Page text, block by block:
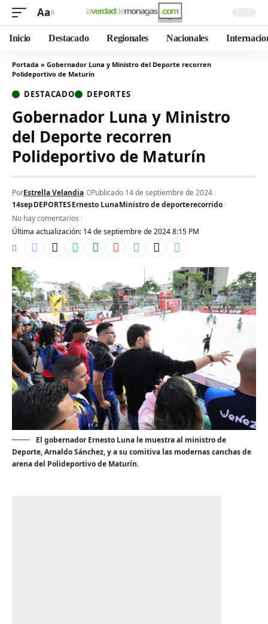
Aa
Inicio Destacado Regionales Nacionales
Portada » Gobernador Luna y Ministro del Deporte recorren
Polideportivo de Maturín
DESTACADO DEPORTES
Gobernador Luna y Ministro
del Deporte recorren
Polideportivo de Maturín
Última actualización: 14 de septiembre de 2024 8:15 PM
PorEstrella Velandia
Publicado 14 de septiembre de 2024
14sepDEPORTESErnesto LunaMinistro de deporterecorrido
No hay comentarios
El gobernador Ernesto Luna le muestra al ministro de
Deporte, Arnaldo Sánchez, y a su comitiva las modernas canchas de
arena del Polideportivo de Maturín.